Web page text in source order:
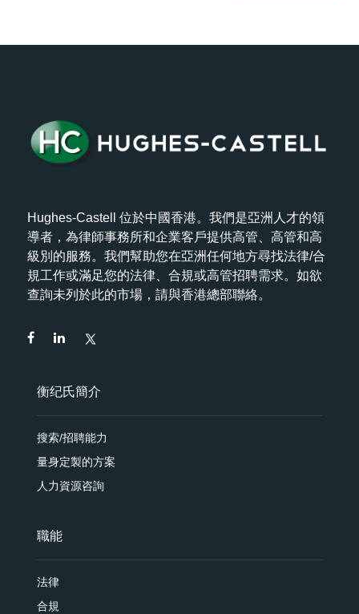
Hughes-Castell 位於中國香港。我們是亞洲人才的領
導者，為律師事務所和企業客戶提供高管、高管和高
級別的服務。我們幫助您在亞洲任何地方尋找法律/合
規工作或滿足您的法律、合規或高管招聘需求。如欲
查詢未列於此的市場，請與香港總部聯絡。
衡纪氏簡介
搜索/招聘能力
量身定製的方案
人力資源咨詢
職能
法律
合規